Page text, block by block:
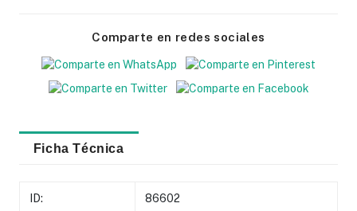
Comparte en redes sociales
Ficha Técnica
ID: 86602